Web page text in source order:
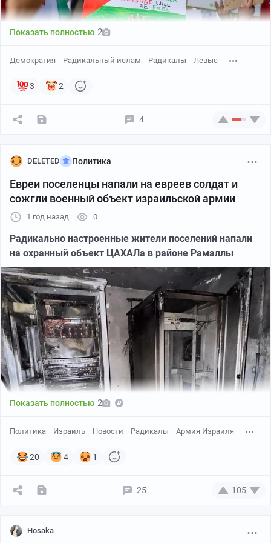
послушную жену, с какой он сбежал.
Мэтт Ван Свол, американский ландшафтный
атомщик, в последние годы привлекает внимание
своей активностью в социальных сетях.
На сей раз онподелилсяв соцсети Х размышлениями
о странном союзе между левыми активистами и
радикальными мусульманами.
Показать полностью 2
Демократия Радикальный ислам Радикалы Левые
3 2
4
DELETED Политика
Евреи поселенцы напали на евреев солдат и
сожгли военный объект израильской армии
1 год назад 0
Радикально настроенные жители поселений напали
на охранный объект ЦАХАЛа в районе Рамаллы
радикальные поселенцы подожгли охранный объект
«Биньямина».
Показать полностью 2
Политика Израиль Новости Радикалы Армия Израиля
20 4 1
25 105
Hosaka